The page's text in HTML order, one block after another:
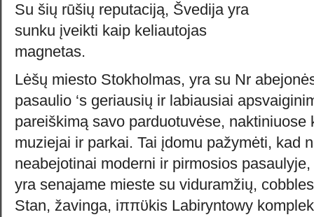
Su šių rūšių reputaciją, Švedija yra
sunku įveikti kaip keliautojas
magnetas.
Lėšų miesto Stokholmas, yra su Nr
pasaulio ‘s geriausių ir labiausiai
pareiškimą savo parduotuvėse, naktiniuose
muziejai ir parkai. Tai įdomu pažymėti, kad
neabejotinai moderni ir pirmosios
yra senajame mieste su viduramžių,
Stan, žavinga, iππϋkis Labiryntowy